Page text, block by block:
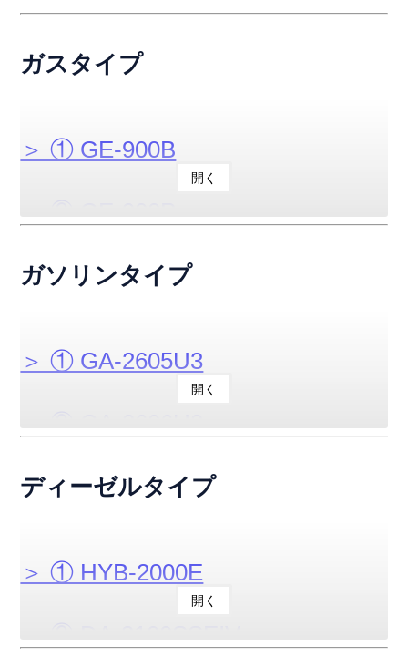
＞ ⑮ DCA-610SPK
＞ ⑰ DCA-800SPM
＞ ⑳ DCA-1100SPK
＞ ㉑ DCA-13USY
＞ ㉒ DCA-25USI3
＞ ㉓ DCA-45USK3
＞ ④ DCA-12LSX
＞ ⑤ DCA-15LSX
＞ ⑥ DCA-18ESX
＞ ⑧ DCA-40ESX
ガスタイプ
＞ ① GE-900B
＞ ② GE-900P
＞ ③ GE-900B2
開く
ガソリンタイプ
＞ ① GA-2605U3
＞ ② GA-2606U3
＞ ③ GA-2800ES-IV2
＞ ⑤ GE-1600SS-IV
開く
ディーゼルタイプ
＞ ① HYB-2000E
＞ ② DA-3100SSEIV
開く